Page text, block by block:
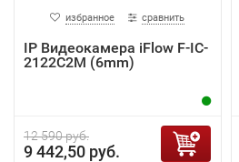
избранное сравнить
IP Видеокамера iFlow F-IC-
2122C2M (6mm)
12 590 руб.
9 442,50 руб.